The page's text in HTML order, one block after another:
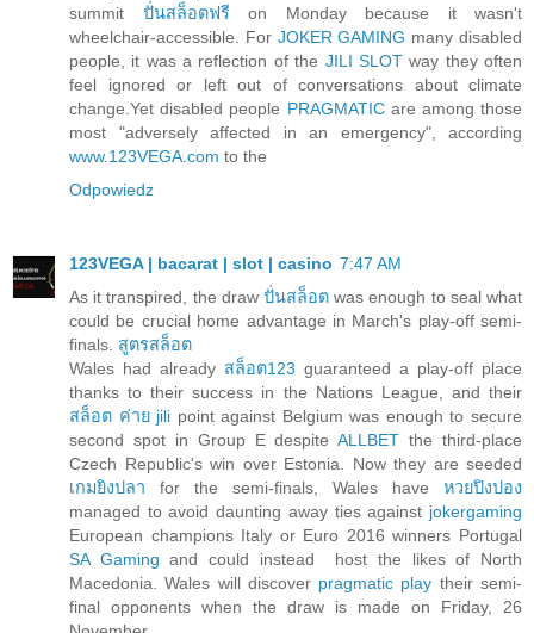
summit ปั่นสล็อตฟรีon Monday because it wasn't
wheelchair-accessible. For JOKER GAMING many disabled
people, it was a reflection of the JILI SLOTway they often
feel ignored or left out of conversations about climate
change.Yet disabled people PRAGMATICare among those
most "adversely affected in an emergency", according
www.123VEGA.com to the
Odpowiedz
123VEGA | bacarat | slot | casino 7:47 AM
As it transpired, the draw ปั่นสล็อต was enough to seal what
could be crucial home advantage in March's play-off semi-
finals. สูตรสล็อต
Wales had already สล็อต123 guaranteed a play-off place
thanks to their success in the Nations League, and their
สล็อต ค่าย jili point against Belgium was enough to secure
second spot in Group E despiteALLBET the third-place
Czech Republic's win over Estonia. Now they are seeded
เกมยิงปลา for the semi-finals, Wales have หวยปิงปอง
managed to avoid daunting away ties against jokergaming
European champions Italy or Euro 2016 winners Portugal
SA Gaming and could instead host the likes of North
Macedonia. Wales will discover pragmatic play their semi-
final opponents when the draw is made on Friday, 26